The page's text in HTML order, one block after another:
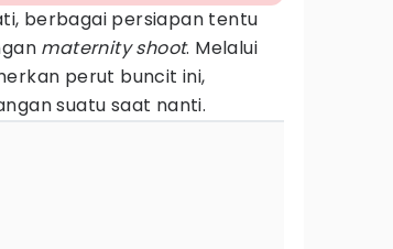
berbagai persiapan tentu
maternity shoot. Melalui
perut buncit ini,
suatu saat nanti.